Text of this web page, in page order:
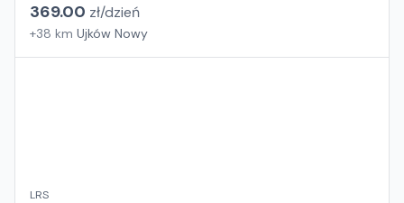
369.00 zł/dzień
+38 km Ujków Nowy
LRS